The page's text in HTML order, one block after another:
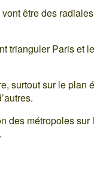
être des
trianguler Paris et
surtout sur le plan
des métropoles sur